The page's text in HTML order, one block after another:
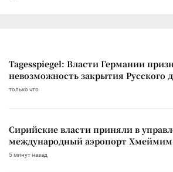
Tagesspiegel: Власти Германии
невозможность закрытия Русского
только что
Сирийские власти приняли в
международный аэропорт Хмеймим
5 минут назад